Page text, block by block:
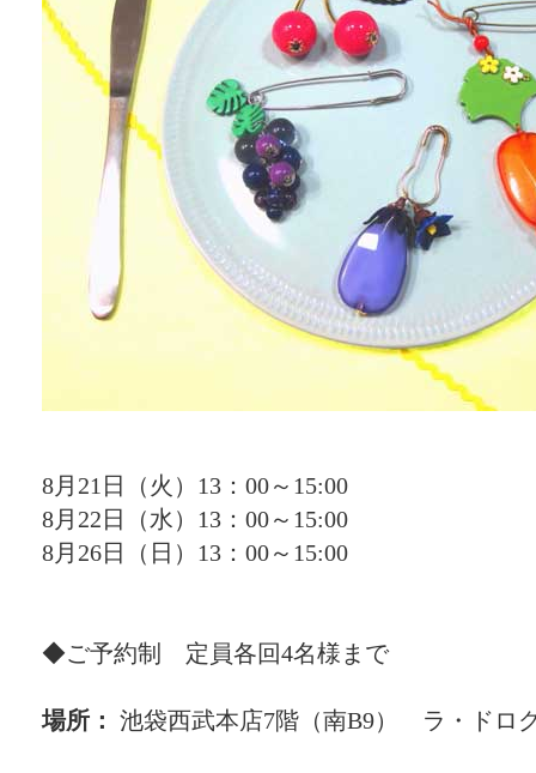
8月21日（火）13：00～15:00
8月22日（水）13：00～15:00
8月26日（日）13：00～15:00
◆ご予約制 定員各回4名様まで
場所： 池袋西武本店7階（南B9） ラ・ドロ